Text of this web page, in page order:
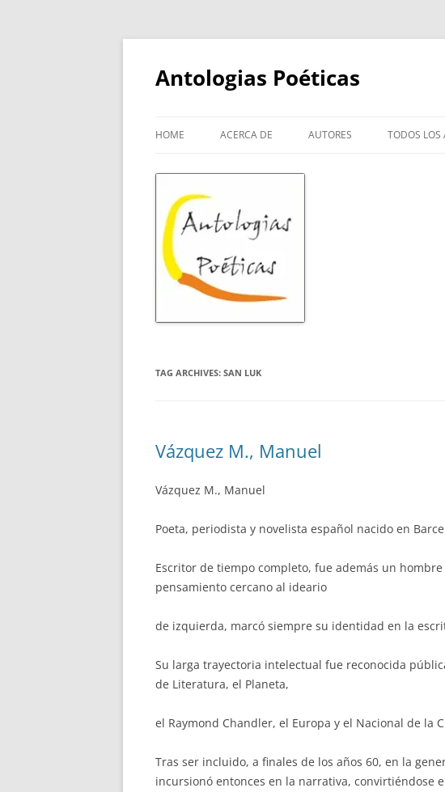
Skip
Antologias Poéticas
HOME ACERCA DE AUTORES TODOS LOS
TAG ARCHIVES: SAN LUK
Vázquez M., Manuel
Vázquez M., Manuel
Poeta, periodista y novelista español nacido en
Escritor de tiempo completo, fue además un
pensamiento cercano al ideario
de izquierda, marcó siempre su identidad en la
Su larga trayectoria intelectual fue reconocida
de Literatura, el Planeta,
el Raymond Chandler, el Europa y el Nacional de la
Tras ser incluido, a finales de los años 60, en la
incursionó entonces en la narrativa, convirtiéndose